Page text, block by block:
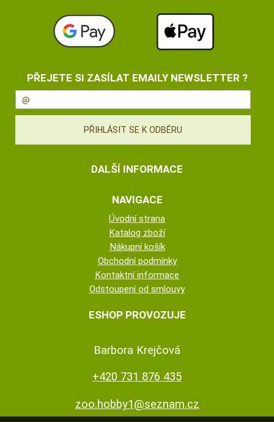
PŘEJETE SI ZASÍLAT EMAILY NEWSLETTER ?
DALŠÍ INFORMACE
NAVIGACE
Úvodní strana
Katalog zboží
Nákupní košík
Obchodní podmínky
Kontaktní informace
Odstoupení od smlouvy
ESHOP PROVOZUJE
Barbora Krejčová
+420 731 876 435
zoo.hobby1@seznam.cz